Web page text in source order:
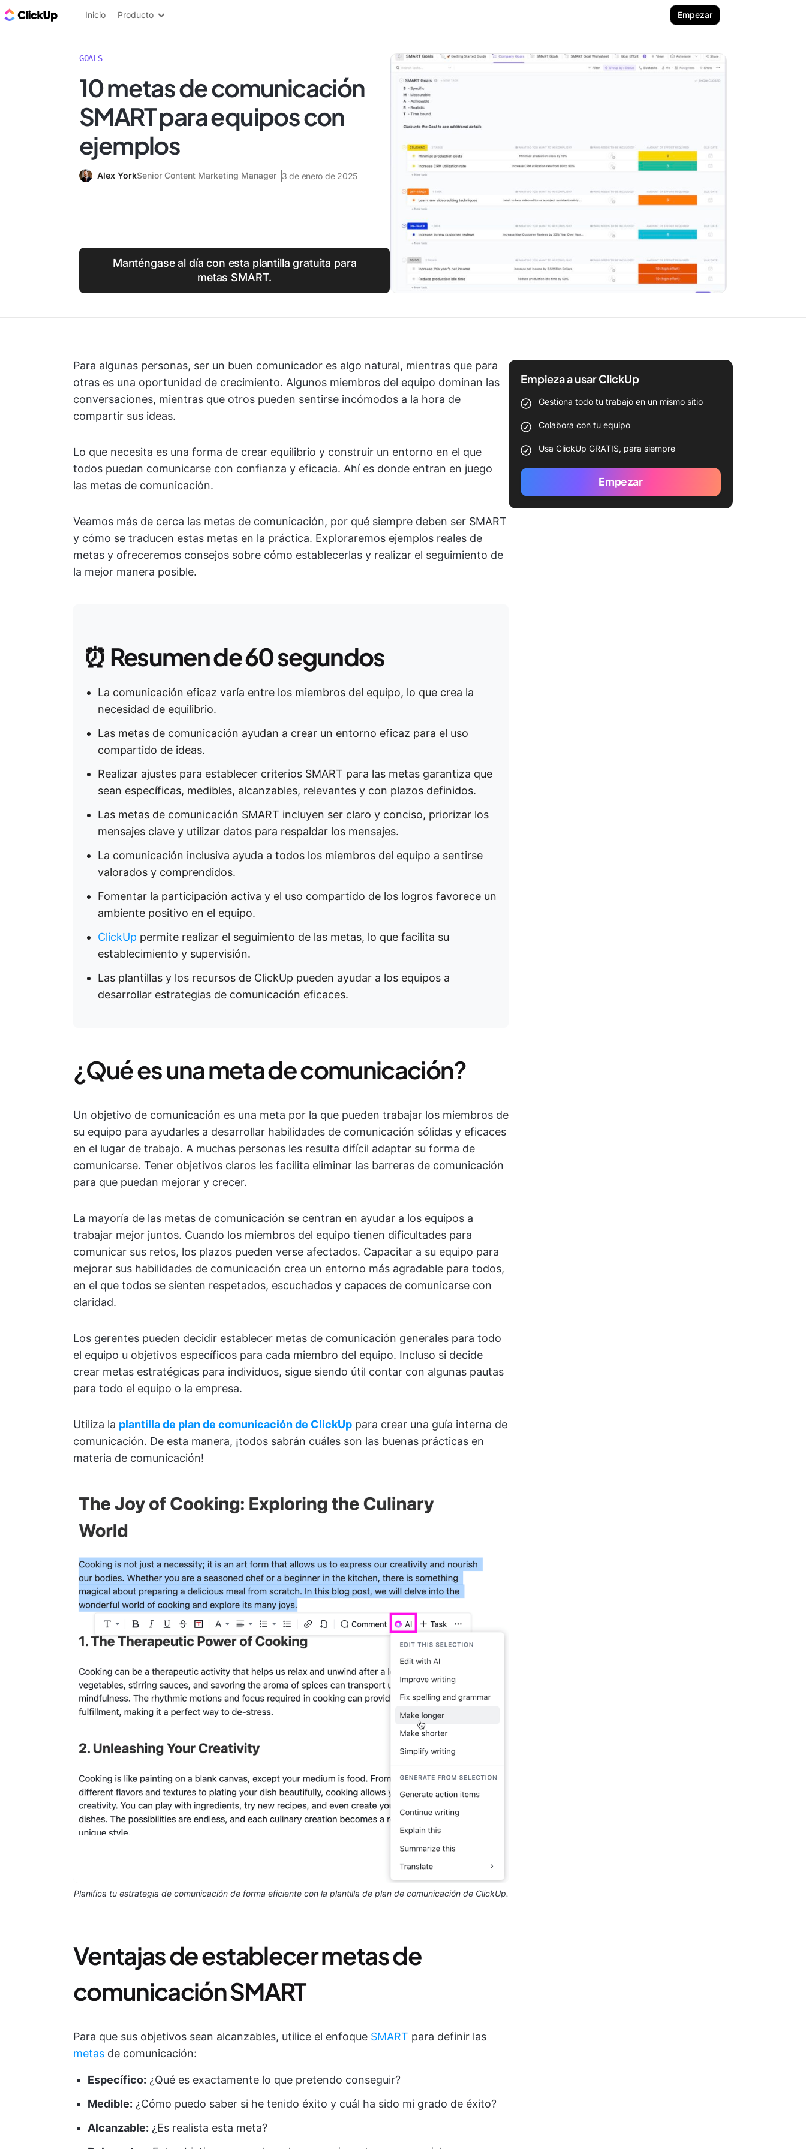
ClickUp Blog
Inicio Producto Empezar
GOALS
10 metas de comunicación
SMART para equipos con
ejemplos
Alex YorkSenior Content Marketing Manager 3 de enero de 2025
Manténgase al día con esta plantilla gratuita para
metas SMART.
Para algunas personas, ser un buen comunicador es algo natural, mientras que para
otras es una oportunidad de crecimiento. Algunos miembros del equipo dominan las
conversaciones, mientras que otros pueden sentirse incómodos a la hora de
compartir sus ideas.
Lo que necesita es una forma de crear equilibrio y construir un entorno en el que
todos puedan comunicarse con confianza y eficacia. Ahí es donde entran en juego
las metas de comunicación.
Veamos más de cerca las metas de comunicación, por qué siempre deben ser SMART
y cómo se traducen estas metas en la práctica. Exploraremos ejemplos reales de
metas y ofreceremos consejos sobre cómo establecerlas y realizar el seguimiento de
la mejor manera posible.
⏰ Resumen de 60 segundos
La comunicación eficaz varía entre los miembros del equipo, lo que crea la
necesidad de equilibrio.
Las metas de comunicación ayudan a crear un entorno eficaz para el uso
compartido de ideas.
Realizar ajustes para establecer criterios SMART para las metas garantiza que
sean específicas, medibles, alcanzables, relevantes y con plazos definidos.
Las metas de comunicación SMART incluyen ser claro y conciso, priorizar los
mensajes clave y utilizar datos para respaldar los mensajes.
La comunicación inclusiva ayuda a todos los miembros del equipo a sentirse
valorados y comprendidos.
Fomentar la participación activa y el uso compartido de los logros favorece un
ambiente positivo en el equipo.
ClickUp permite realizar el seguimiento de las metas, lo que facilita su
establecimiento y supervisión.
Las plantillas y los recursos de ClickUp pueden ayudar a los equipos a
desarrollar estrategias de comunicación eficaces.
¿Qué es una meta de comunicación?
Un objetivo de comunicación es una meta por la que pueden trabajar los miembros de
su equipo para ayudarles a desarrollar habilidades de comunicación sólidas y eficaces
en el lugar de trabajo. A muchas personas les resulta difícil adaptar su forma de
comunicarse. Tener objetivos claros les facilita eliminar las barreras de comunicación
para que puedan mejorar y crecer.
La mayoría de las metas de comunicación se centran en ayudar a los equipos a
trabajar mejor juntos. Cuando los miembros del equipo tienen dificultades para
comunicar sus retos, los plazos pueden verse afectados. Capacitar a su equipo para
mejorar sus habilidades de comunicación crea un entorno más agradable para todos,
en el que todos se sienten respetados, escuchados y capaces de comunicarse con
claridad.
Los gerentes pueden decidir establecer metas de comunicación generales para todo
el equipo u objetivos específicos para cada miembro del equipo. Incluso si decide
crear metas estratégicas para individuos, sigue siendo útil contar con algunas pautas
para todo el equipo o la empresa.
Utiliza la plantilla de plan de comunicación de ClickUp para crear una guía interna de
comunicación. De esta manera, ¡todos sabrán cuáles son las buenas prácticas en
materia de comunicación!
Planifica tu estrategia de comunicación de forma eficiente con la plantilla de plan de comunicación de ClickUp.
Ventajas de establecer metas de
comunicación SMART
Para que sus objetivos sean alcanzables, utilice el enfoque SMART para definir las
metas de comunicación:
Específico: ¿Qué es exactamente lo que pretendo conseguir?
Medible: ¿Cómo puedo saber si he tenido éxito y cuál ha sido mi grado de éxito?
Alcanzable: ¿Es realista esta meta?
Empieza a usar ClickUp
Gestiona todo tu trabajo en un mismo sitio
Colabora con tu equipo
Usa ClickUp GRATIS, para siempre
Empezar